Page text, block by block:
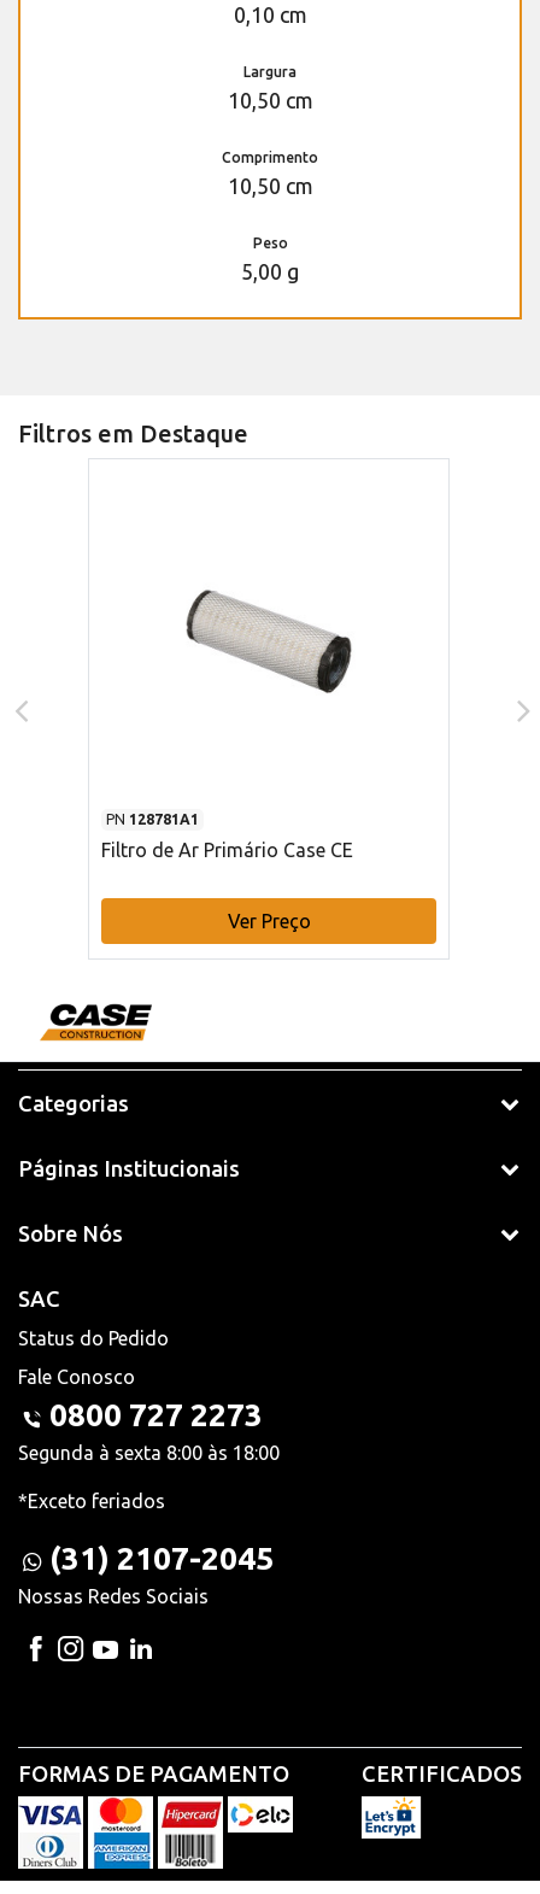
0,10 cm
Largura
10,50 cm
Comprimento
10,50 cm
Peso
5,00 g
Filtros em Destaque
PN 128781A1
Filtro de Ar Primário Case CE
Ver Preço
Categorias
Páginas Institucionais
Sobre Nós
SAC
Status do Pedido
Fale Conosco
0800 727 2273
Segunda à sexta 8:00 às 18:00
*Exceto feriados
(31) 2107-2045
Nossas Redes Sociais
FORMAS DE PAGAMENTO CERTIFICADOS